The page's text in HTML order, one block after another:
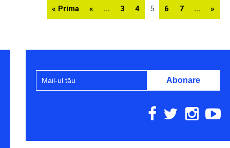
« Prima « ... 3 4 5 6 7 ... »